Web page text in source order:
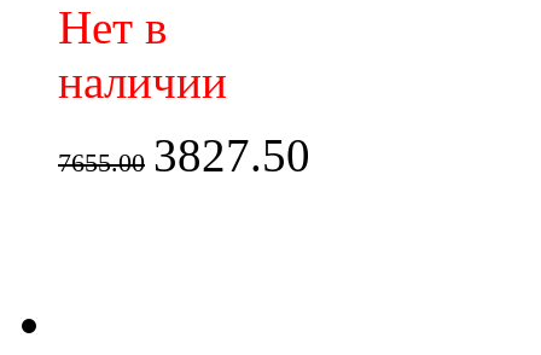
Нет в
наличии
7655.00 3827.50